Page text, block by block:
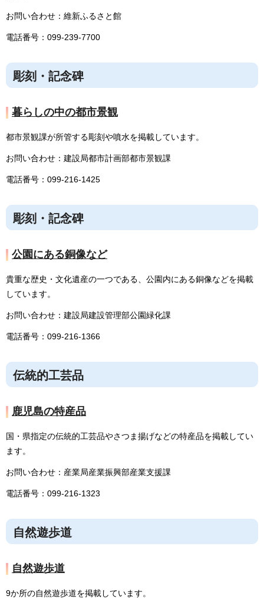
お問い合わせ：維新ふるさと館
電話番号：099-239-7700
彫刻・記念碑
暮らしの中の都市景観
都市景観課が所管する彫刻や噴水を掲載しています。
お問い合わせ：建設局都市計画部都市景観課
電話番号：099-216-1425
彫刻・記念碑
公園にある銅像など
貴重な歴史・文化遺産の一つである、公園内にある銅像などを掲載
しています。
お問い合わせ：建設局建設管理部公園緑化課
電話番号：099-216-1366
伝統的工芸品
鹿児島の特産品
国・県指定の伝統的工芸品やさつま揚げなどの特産品を掲載してい
ます。
お問い合わせ：産業局産業振興部産業支援課
電話番号：099-216-1323
自然遊歩道
自然遊歩道
9か所の自然遊歩道を掲載しています。